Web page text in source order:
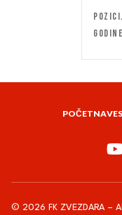
GODINE
POČETNA
© 2026 FK ZVEZDARA –